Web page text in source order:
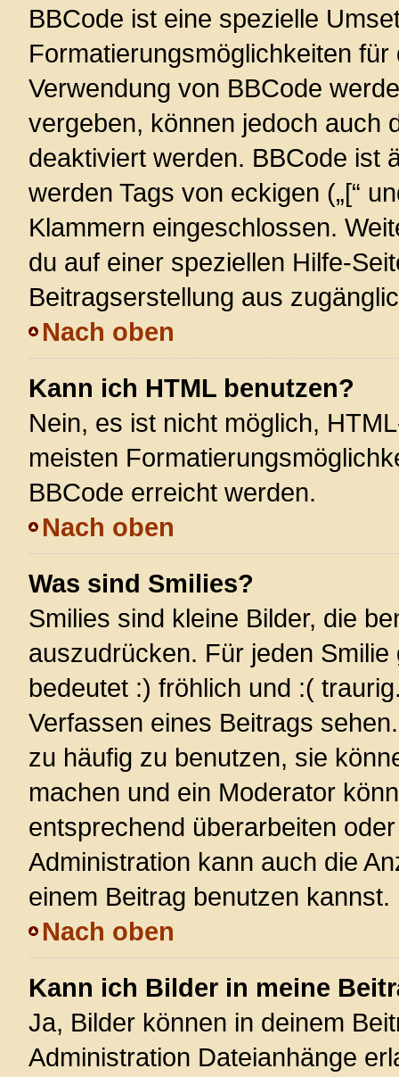
BBCode ist eine spezielle
Formatierungsmöglichkeiten
Verwendung von BBCode
vergeben, können jedoch auch
deaktiviert werden. BBCode ist
werden Tags von eckigen („[“
Klammern eingeschlossen.
du auf einer speziellen Hilfe-
Beitragserstellung aus
Nach oben
Kann ich HTML benutzen?
Nein, es ist nicht möglich,
meisten
BBCode erreicht werden.
Nach oben
Was sind Smilies?
Smilies sind kleine Bilder, die
auszudrücken. Für jeden
bedeutet :) fröhlich und :(
Verfassen eines Beitrags
zu häufig zu benutzen, sie
machen und ein Moderator
entsprechend überarbeiten
Administration kann auch die
einem Beitrag benutzen kannst.
Nach oben
Kann ich Bilder in meine
Ja, Bilder können in deinem
Administration Dateianhänge